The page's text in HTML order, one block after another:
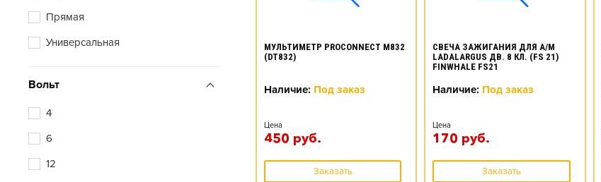
Volat
Xtreme
Xtreme
Zubr
Прямая
Универсальная
Вольт
4
6
12
МУЛЬТИМЕТР PROCONNECT M832
(DT832)
Наличие: Под заказ
Цена
450 руб.
Заказать
СВЕЧА ЗАЖИГАНИЯ ДЛЯ А/М
LADALARGUS ДВ. 8 КЛ. (FS 21)
FINWHALE FS21
Наличие: Под заказ
Цена
170 руб.
Заказать